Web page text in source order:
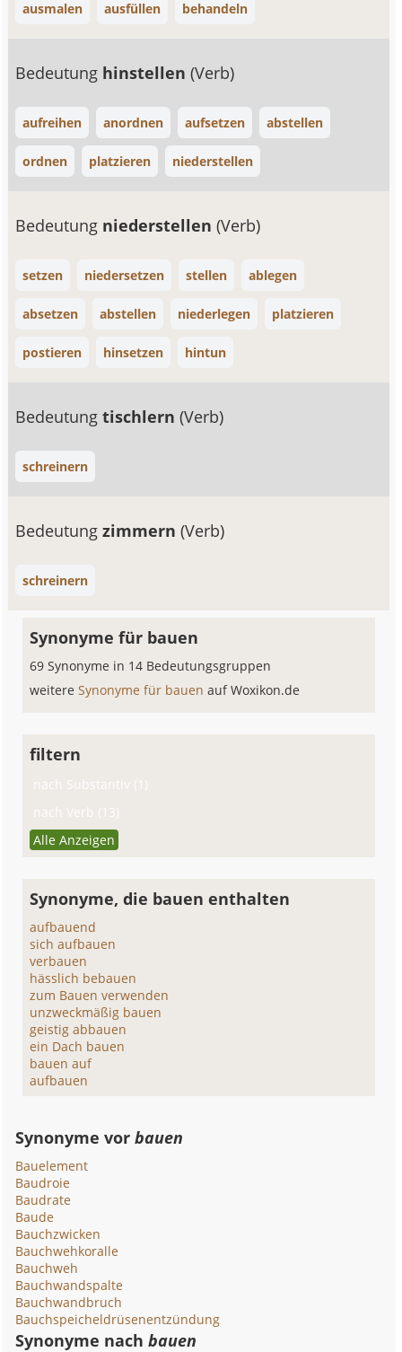
ausmalen ausfüllen behandeln
Bedeutung hinstellen(Verb)
aufreihen anordnen aufsetzen abstellen
ordnen platzieren niederstellen
Bedeutung niederstellen(Verb)
setzen niedersetzen stellen ablegen
absetzen abstellen niederlegen platzieren
postieren hinsetzen hintun
Bedeutungtischlern(Verb)
schreinern
Bedeutungzimmern(Verb)
schreinern
Synonyme für bauen
69 Synonyme in 14 Bedeutungsgruppen
weitereSynonyme für bauenauf Woxikon.de
filtern
nach Substantiv (1)
nach Verb (13)
Alle Anzeigen
Synonyme, die bauen enthalten
aufbauend
sich aufbauen
verbauen
hässlich bebauen
zum Bauen verwenden
unzweckmäßig bauen
geistig abbauen
ein Dach bauen
bauen auf
aufbauen
Synonyme vorbauen
Bauelement
Baudroie
Baudrate
Baude
Bauchzwicken
Bauchwehkoralle
Bauchweh
Bauchwandspalte
Bauchwandbruch
Bauchspeicheldrüsenentzündung
Synonyme nachbauen